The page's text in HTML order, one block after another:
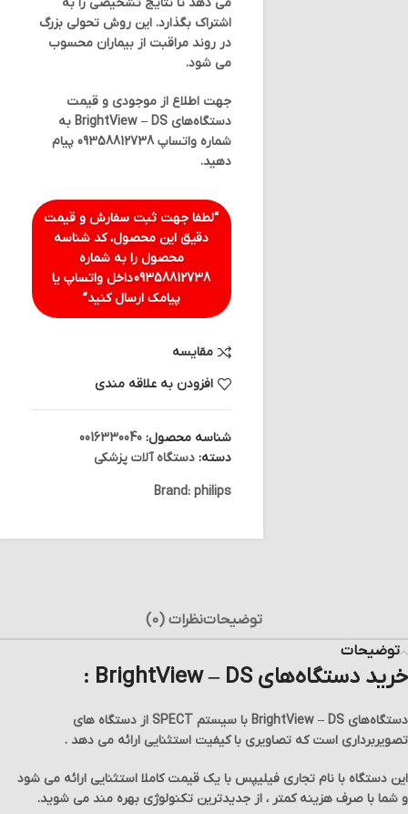
اشتراک بگذارد. این روش تحولی بزرگ
در روند مراقبت از بیماران محسوب
می شود.
جهت اطلاع از موجودی و قیمت
دستگاه‌های BrightView – DS به
شماره واتساپ 09358812738 پیام
دهید.
“لطفا جهت ثبت سفارش و قیمت
دقیق این محصول، کد شناسه
محصول را به شماره
09358812738داخل واتساپ یا
پیامک ارسال کنید”
مقایسه
افزودن به علاقه مندی
شناسه محصول:0016330040
دسته: دستگاه آلات پزشکی
Brand: philips
توضیحاتنظرات (0)
توضیحات
خرید دستگاه‌های BrightView – DS :
دستگاه‌های BrightView – DS با سیستم SPECT از دستگاه های
تصویربرداری است که تصاویری با کیفیت استثنایی ارائه می دهد .
این دستگاه با نام تجاری فیلیپس با یک قیمت کاملا استثنایی ارائه می شود
و شما با صرف هزینه کمتر ، از جدیدترین تکنولوژی بهره مند می شوید.